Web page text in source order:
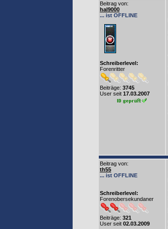
Beitrag von:
hal9000
... ist OFFLINE
Schreiberlevel:
Forenritter
Beiträge: 3745
User seit 17.03.2007
Beitrag von:
th55
... ist OFFLINE
Schreiberlevel:
Forenobersekundaner
Beiträge: 321
User seit 02.03.2009